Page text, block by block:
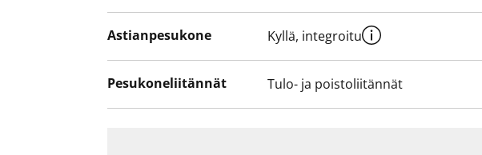
Astianpesukone Kyllä, integroitu
Pesukoneliitännät Tulo- ja poistoliitännät